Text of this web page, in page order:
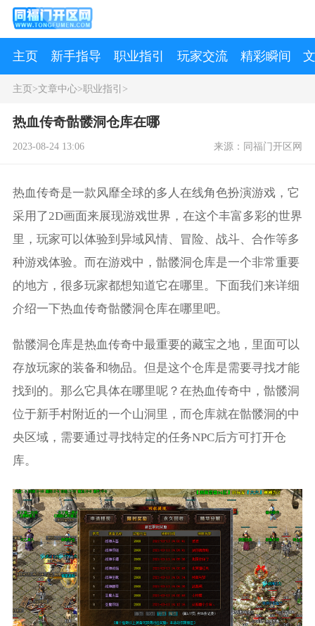
主页 新手指导 职业指引 玩家交流 精彩瞬间
主页>文章中心>职业指引 >
热血传奇骷髅洞仓库在哪
2023-08-24 13:06 来源：同福门开区网
热血传奇是一款风靡全球的多人在线角色扮演游戏，它
采用了2D画面来展现游戏世界，在这个丰富多彩的世界
里，玩家可以体验到异域风情、冒险、战斗、合作等多
种游戏体验。而在游戏中，骷髅洞仓库是一个非常重要
的地方，很多玩家都想知道它在哪里。下面我们来详细
介绍一下热血传奇骷髅洞仓库在哪里吧。
骷髅洞仓库是热血传奇中最重要的藏宝之地，里面可以
存放玩家的装备和物品。但是这个仓库是需要寻找才能
找到的。那么它具体在哪里呢？在热血传奇中，骷髅洞
位于新手村附近的一个山洞里，而仓库就在骷髅洞的中
央区域，需要通过寻找特定的任务NPC后方可打开仓
库。